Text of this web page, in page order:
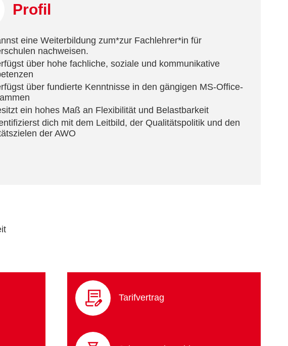
Profil
eine Weiterbildung zum*zur Fachlehrer*in für
nachweisen.
über hohe fachliche, soziale und kommunikative
über fundierte Kenntnisse in den gängigen MS-Office-
ein hohes Maß an Flexibilität und Belastbarkeit
dich mit dem Leitbild, der Qualitätspolitik und den
der AWO
Tarifvertrag